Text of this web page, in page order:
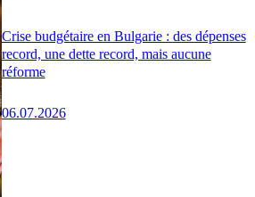
Crise budgétaire en Bulgarie : des dépenses
record, une dette record, mais aucune
réforme
06.07.2026